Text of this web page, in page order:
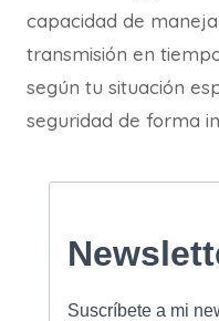
capacidad de
transmisión en
según tu situación
seguridad de forma